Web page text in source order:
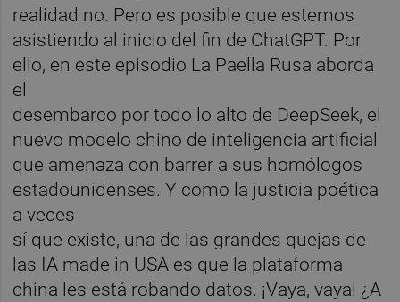
realidad no. Pero es posible que estemos
asistiendo al inicio del fin de ChatGPT. Por
ello, en este episodio La Paella Rusa aborda
el
desembarco por todo lo alto de DeepSeek, el
nuevo modelo chino de inteligencia artificial
que amenaza con barrer a sus homólogos
estadounidenses. Y como la justicia poética
a veces
sí que existe, una de las grandes quejas de
las IA made in USA es que la plataforma
china les está robando datos. ¡Vaya, vaya! ¿A